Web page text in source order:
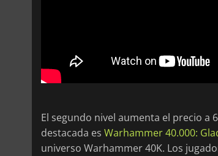
El segundo nivel aumenta el precio a
destacada es Warhammer 40.000:
universo Warhammer 40K. Los